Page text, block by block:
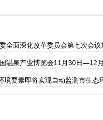
全面深化改革委员会第七次会
温泉产业博览会11月30日—12
境要素即将实现自动监测市生